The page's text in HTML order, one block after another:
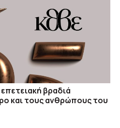
βραδιά
και τους ανθρώπους του